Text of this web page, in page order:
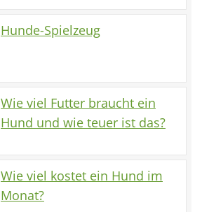
Hunde-Spielzeug
Wie viel Futter braucht ein
Hund und wie teuer ist das?
Wie viel kostet ein Hund im
Monat?